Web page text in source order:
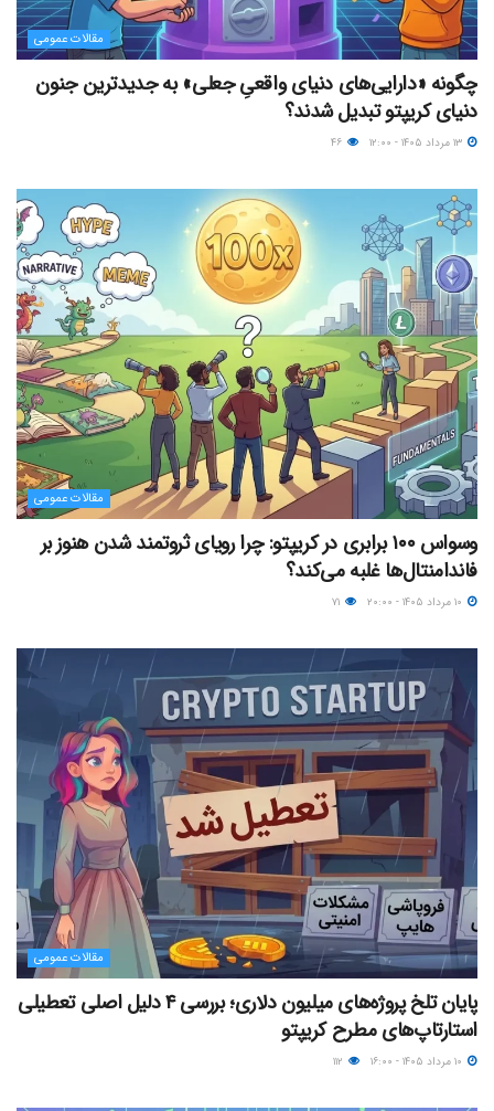
مقالات عمومی
چگونه «دارایی‌های دنیای واقعیِ جعلی» به جدیدترین جنون
دنیای کریپتو تبدیل شدند؟
مقالات عمومی
وسواس ۱۰۰ برابری در کریپتو: چرا رویای ثروتمند شدن هنوز بر
فاندامنتال‌ها غلبه می‌کند؟
مقالات عمومی
پایان تلخ پروژه‌های میلیون دلاری؛ بررسی ۴ دلیل اصلی تعطیلی
استارتاپ‌های مطرح کریپتو